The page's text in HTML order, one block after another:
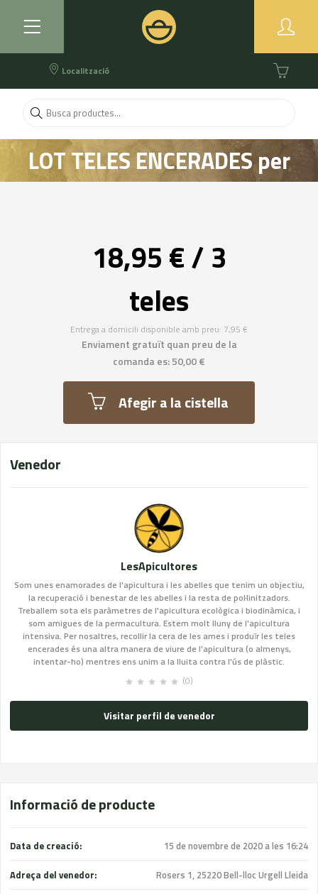
Localització
LOT TELES ENCERADES per
talles S, M i L
18,95 € / 3
teles
Entrega a domicili disponible amb preu: 7,95 €
Enviament gratuït quan preu de la
comanda es: 50,00 €
Afegir a la cistella
Venedor
LesApicultores
Som unes enamorades de l'apicultura i les abelles que tenim un objectiu,
la recuperació i benestar de les abelles i la resta de pol·linitzadors.
Treballem sota els paràmetres de l'apicultura ecològica i biodinàmica, i
som amigues de la permacultura. Estem molt lluny de l'apicultura
intensiva. Per nosaltres, recollir la cera de les arnes i produïr les teles
encerades és una altra manera de viure de l'apicultura (o almenys,
intentar-ho) mentres ens unim a la lluita contra l'ús de plàstic.
(0)
Visitar perfil de venedor
Informació de producte
Data de creació: 15 de novembre de 2020 a les 16:24
Adreça del venedor: Rosers 1, 25220 Bell-lloc Urgell Lleida